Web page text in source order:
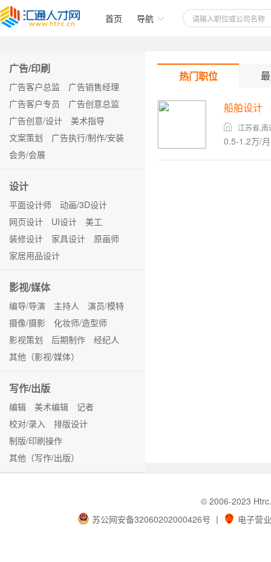
首页 导航
广告/印刷
广告客户总监
广告销售经理
广告客户专员
广告创意总监
广告创意/设计
美术指导
文案策划
广告执行/制作/安装
会务/会展
设计
平面设计师
动画/3D设计
网页设计
UI设计
美工
装修设计
家具设计
原画师
家居用品设计
影视/媒体
编导/导演 主持人
演员/模特
摄像/摄影
化妆师/造型师
影视策划
后期制作
经纪人
其他（影视/媒体）
写作/出版
编辑 美术编辑
记者
校对/录入
排版设计
制版/印刷操作
其他（写作/出版）
热门职位
船舶设计
江苏省,
0.5-1.2万/月
© 2006-2023
苏公网安备32060202000426号 丨 电子营